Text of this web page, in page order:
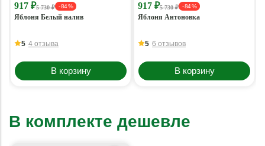
917 ₽5 730 ₽ - 84 %
Яблоня Белый налив
5 4 отзыва
В корзину
917 ₽5 730 ₽ - 84 %
Яблоня Антоновка
5 6 отзывов
В корзину
В комплекте дешевле